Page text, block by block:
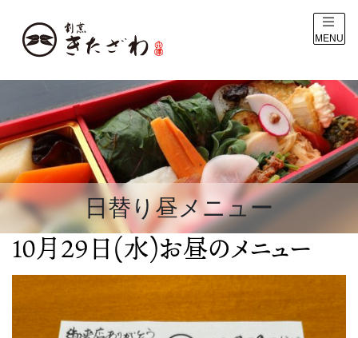
MENU
日替り昼メニュー
10月29日(水)お昼のメニュー